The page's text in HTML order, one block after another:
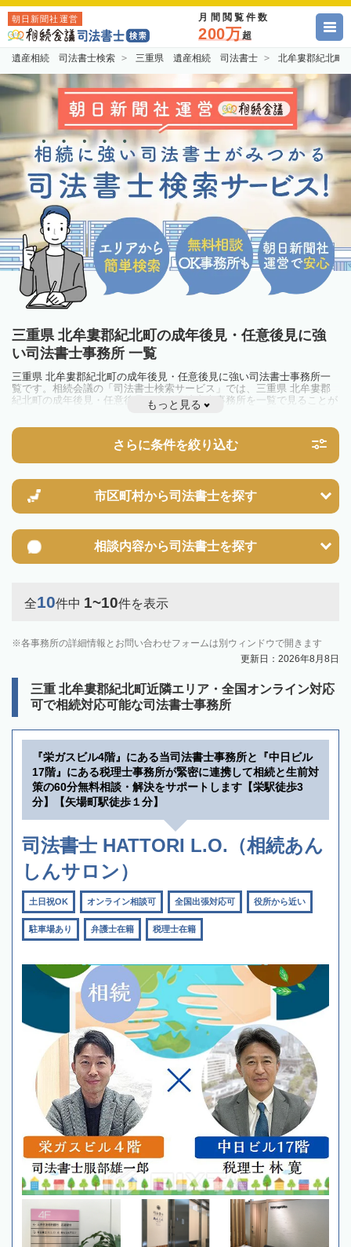
朝日新聞社運営 月間閲覧件数
200万超
遺産相続 司法書士検索 三重県 遺産相続 司法書士 北牟婁郡紀北
三重県 北牟婁郡紀北町の成年後見・任意後見に強
い司法書士事務所 一覧
三重県 北牟婁郡紀北町の成年後見・任意後見に強い司法書士事務所一
覧です。相続会議の「司法書士検索サービス」では、三重県 北牟婁郡
紀北町の成年後見・任意後見に強い司法書士事務所を一覧で見ることが
出来ます。相続のトラブルやお悩みを抱えている方は一度近隣の司法書
もっと見る
さらに条件を絞り込む
市区町村から司法書士を探す
相談内容から司法書士を探す
全10件中 1~10件を表示
各事務所の詳細情報とお問い合わせフォームは別ウィンドウで開きます
更新日：2026年8月8日
三重 北牟婁郡紀北町近隣エリア・全国オンライン対応
可で相続対応可能な司法書士事務所
『栄ガスビル4階』にある当司法書士事務所と『中日ビル
17階』にある税理士事務所が緊密に連携して相続と生前対
策の60分無料相談・解決をサポートします【栄駅徒歩3
分】【矢場町駅徒歩１分】
司法書士 HATTORI L.O.（相続あん
しんサロン）
土日祝OK オンライン相談可 全国出張対応可 役所から近い
駐車場あり 弁護士在籍 税理士在籍